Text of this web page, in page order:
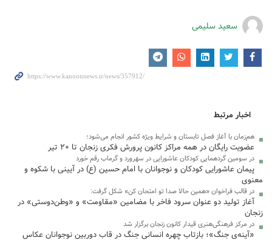
سعید سلیمی
اخبار مرتبط
هم‌زمان با آغاز فصل تابستان و شرایط ویژه کشور انجام می‌شود؛
عضویت رایگان در همه مراکز کانون پرورش فکری زنجان تا ۲۰ تیر
در سومین گردهمایی کودکان عاشورایی در سهرورد و گرماب رقم خورد
پیمان عاشورایی کودکان و نوجوانان با امام حسین (ع) در آیینی با شکوه و
معنوی
در قالب فراخوان «همین حالا صدا تو امتحان کن» شکل گرفت:
آغاز تولید دو عنوان سرود فاخر با مضامین «مقاومت» و «وطن‌دوستی» در
زنجان
در مرکز فرهنگی‌هنری قیدار کانون زنجان برگزار شد
«آینه‌ی جنگ»؛ بازتاب چهره انسانی جنگ در قاب دوربین نوجوانان عکاس